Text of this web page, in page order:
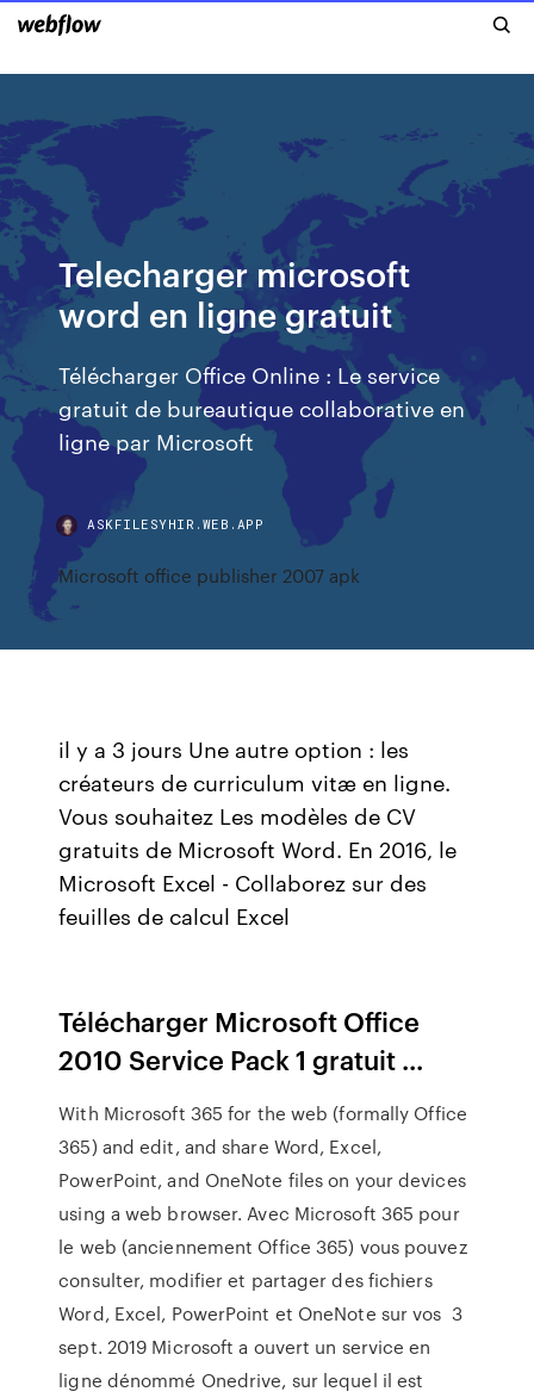
Telecharger microsoft
word en ligne gratuit
Télécharger Office Online : Le service
gratuit de bureautique collaborative en
ligne par Microsoft
ASKFILESYHIR.WEB.APP
Microsoft office publisher 2007 apk
il y a 3 jours Une autre option : les
créateurs de curriculum vitæ en ligne.
Vous souhaitez Les modèles de CV
gratuits de Microsoft Word. En 2016, le
Microsoft Excel - Collaborez sur des
feuilles de calcul Excel
Télécharger Microsoft Office
2010 Service Pack 1 gratuit ...
With Microsoft 365 for the web (formally Office
365) and edit, and share Word, Excel,
PowerPoint, and OneNote files on your devices
using a web browser. Avec Microsoft 365 pour
le web (anciennement Office 365) vous pouvez
consulter, modifier et partager des fichiers
Word, Excel, PowerPoint et OneNote sur vos 3
sept. 2019 Microsoft a ouvert un service en
ligne dénommé Onedrive, sur lequel il est